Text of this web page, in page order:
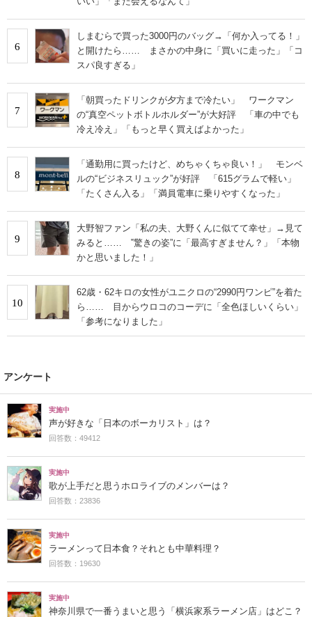
6
しまむらで買った3000円のバッグ→「何か入ってる！」
と開けたら…… まさかの中身に「買いに走った」「コ
スパ良すぎる」
7
「朝買ったドリンクが夕方まで冷たい」 ワークマン
の“真空ペットボトルホルダー”が大好評 「車の中でも
冷え冷え」「もっと早く買えばよかった」
8
「通勤用に買ったけど、めちゃくちゃ良い！」 モンベ
ルの“ビジネスリュック”が好評 「615グラムで軽い」
「たくさん入る」「満員電車に乗りやすくなった」
9
大野智ファン「私の夫、大野くんに似てて幸せ」→見て
みると…… ‟驚きの姿”に「最高すぎません？」「本物
かと思いました！」
10
62歳・62キロの女性がユニクロの“2990円ワンピ”を着た
ら…… 目からウロコのコーデに「全色ほしいくらい」
「参考になりました」
アンケート
実施中
声が好きな「日本のボーカリスト」は？
回答数：49412
実施中
歌が上手だと思うホロライブのメンバーは？
回答数：23836
実施中
ラーメンって日本食？それとも中華料理？
回答数：19630
実施中
神奈川県で一番うまいと思う「横浜家系ラーメン店」はどこ？